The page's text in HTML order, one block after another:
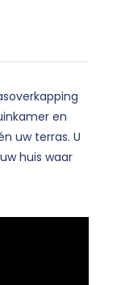
en
uw terras. U
huis waar